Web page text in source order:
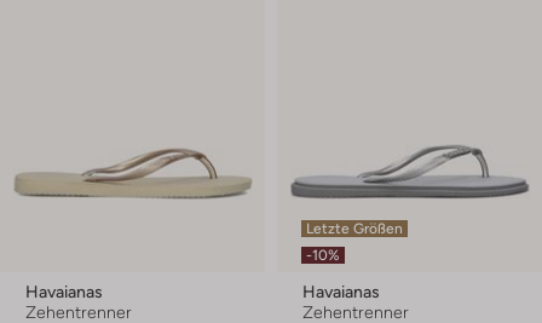
Havaianas
Zehentrenner
Letzte Größen
-10%
Havaianas
Zehentrenner